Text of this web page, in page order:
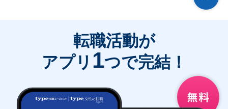
転職活動が
アプリ 1つで完結！